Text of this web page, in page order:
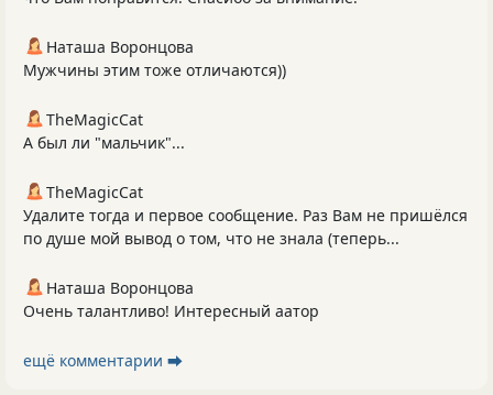
Наташа Воронцова
Мужчины этим тоже отличаются))
TheMagicCat
А был ли "мальчик"...
TheMagicCat
Удалите тогда и первое сообщение. Раз Вам не пришёлся
по душе мой вывод о том, что не знала (теперь...
Наташа Воронцова
Очень талантливо! Интересный аатор
ещё комментарии ⮕